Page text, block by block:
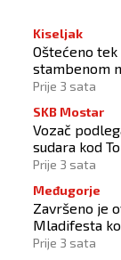
Kiseljak
Oštećeno
stambenom
Prije 3 sata
SKB Mostar
Vozač
sudara kod
Prije 3 sata
Međugorje
Završeno je
Mladifesta
zemlje svijeta
Prije 3 sata